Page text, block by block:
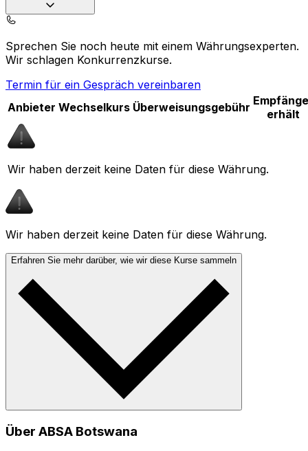
Sprechen Sie noch heute mit einem Währungsexperten.
Wir schlagen Konkurrenzkurse.
Termin für ein Gespräch vereinbaren
Anbieter Wechselkurs Überweisungsgebühr
erhält
Wir haben derzeit keine Daten für diese Währung.
Wir haben derzeit keine Daten für diese Währung.
Erfahren Sie mehr darüber, wie wir diese Kurse sammeln
Über ABSA Botswana